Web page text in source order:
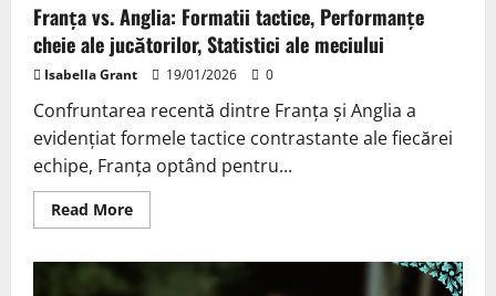
Franța vs. Anglia: Formatii tactice, Performanțe
cheie ale jucătorilor, Statistici ale meciului
Isabella Grant 19/01/2026 0
Confruntarea recentă dintre Franța și Anglia a
evidențiat formele tactice contrastante ale fiecărei
echipe, Franța optând pentru...
Read MoreRead
more